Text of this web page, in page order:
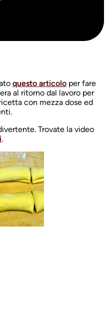
questo articolo per fare
al ritorno dal lavoro per
con mezza dose ed
Trovate la video
.